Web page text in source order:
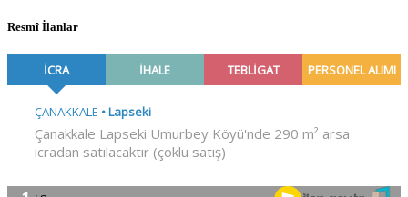
Resmî İlanlar